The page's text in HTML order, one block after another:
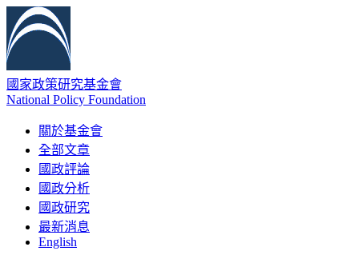
國家政策研究基金會
National Policy Foundation
關於基金會
全部文章
國政評論
國政分析
國政研究
最新消息
English